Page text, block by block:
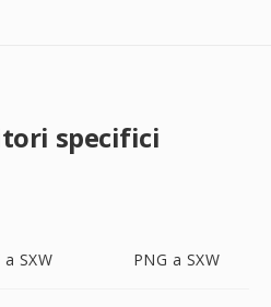
specifici
a SXW PNG a SXW